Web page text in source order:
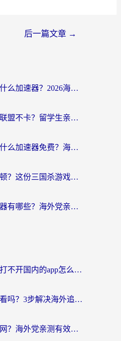
后一篇文章 →
国外打魔渊之刃用什么加速器？2026海外玩家国服游戏加速全攻略（附闪耀暖暖&复苏的魔女避坑指南）
在美国怎么打英雄联盟不卡？留学生亲测的国服游戏加速全攻略
国外玩无尽冬日用什么加速器免费？海外党国服游戏加速避坑指南
海外玩三国杀总卡顿？这份三国杀游戏加速器指南帮你告别延迟烦恼
火影忍者美国加速器有哪些？海外党亲测的国服游戏加速全攻略（含菲律宾玩三国之刃守望黎明技巧）
海外党必看：国外打不开国内的app怎么办？3步解决你的乡愁
优酷会员在海外能看吗？3步解决海外追剧难题，附实测好用加速器推荐
如何在国外看土豆网？海外党亲测有效的追剧加速器选择指南